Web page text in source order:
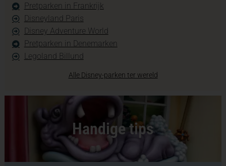
Pretparken in Frankrijk
Disneyland Paris
Disney Adventure World
Pretparken in Denemarken
Legoland Billund
Alle Disney-parken ter wereld
Handige tips